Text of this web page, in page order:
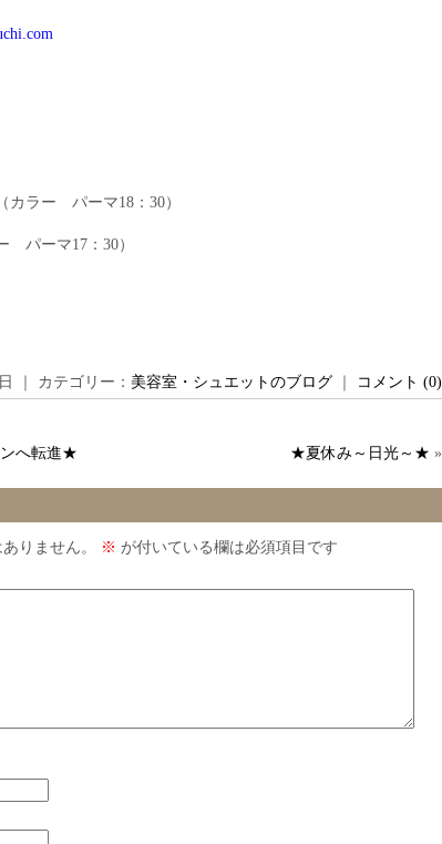
カラー パーマ18：30）
パーマ17：30）
｜ カテゴリー： 美容室・シュエットのブログ コメント (0)
へ転進★ ★夏休み～日光～★ »
りません。 ※ が付いている欄は必須項目です